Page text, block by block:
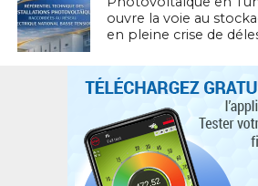
ouvre la voie au
en pleine crise de